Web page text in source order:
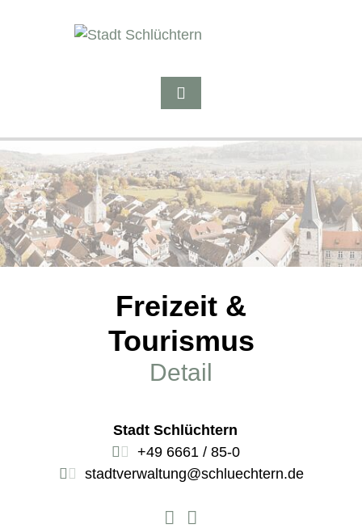
Freizeit &
Tourismus
Detail
Stadt Schlüchtern
+49 6661 / 85-0
stadtverwaltung@schluechtern.de